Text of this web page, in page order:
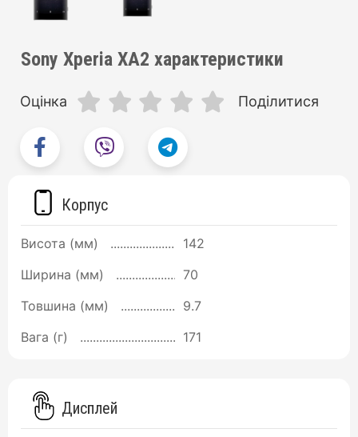
Sony Xperia XA2 характеристики
Оцінка Поділитися
Корпус
Висота (мм)
142
Ширина (мм)
70
Товшина (мм)
9.7
Вага (г)
171
Дисплей